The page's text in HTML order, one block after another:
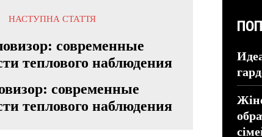
НАСТУПНА СТАТТЯ
современные
теплового наблюдения